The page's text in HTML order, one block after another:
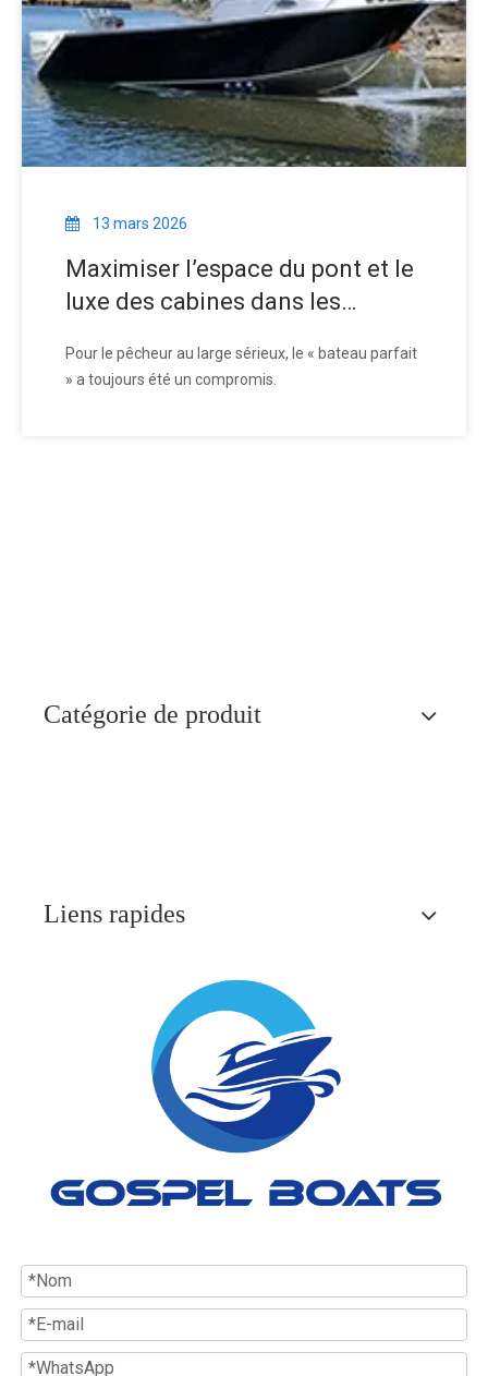
13 mars 2026
Maximiser l’espace du pont et le
luxe des cabines dans les
bateaux de pêche à cabine
Pour le pêcheur au large sérieux, le « bateau parfait
» a toujours été un compromis.
Catégorie de produit
Liens rapides